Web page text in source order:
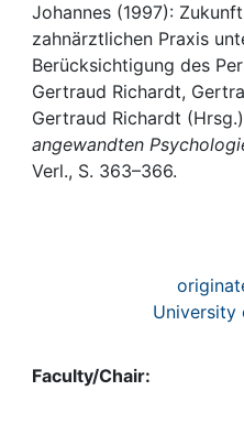
Awards
My FIS
Help
Johannes (1997):
zahnärztlichen Praxis
Berücksichtigung des
Gertraud Richardt,
Gertraud Richardt
angewandten
Verl., S. 363–366.
University
Faculty/Chair: